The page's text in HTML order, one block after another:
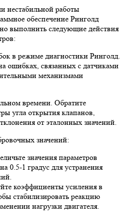
нестабильной работы
обеспечение Ринголд
выполнить следующие действия
в режиме диагностики Ринголд.
ошибках, связанных с датчиками
механизмами
времени. Обратите
угла открытия клапанов,
от эталонных значений.
значений:
значения параметров
0.5-1 градус для устранения
коэффициенты усиления в
стабилизировать реакцию
нагрузки двигателя.